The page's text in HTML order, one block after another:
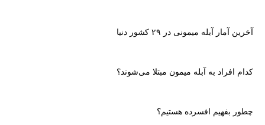
آخرین آمار آبله میمونی در ۲۹ کشور دنیا
کدام افراد به آبله میمون مبتلا می‌شوند؟
چطور بفهیم افسرده هستیم؟